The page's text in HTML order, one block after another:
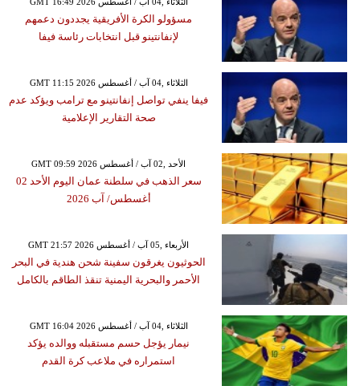
مسؤولو الكرة الأفريقية يجددون دعمهم
لإنفانتينو قبل انتخابات رئاسة فيفا
GMT 11:15 2026 الثلاثاء ,04 آب / أغسطس
فيفا ينفي تواصل إنفانتينو مع ترامب ويؤكد عدم
صحة التقارير الإعلامية
GMT 09:59 2026 الأحد ,02 آب / أغسطس
سعر الذهب في سلطنة عمان اليوم الأحد 02
أغسطس/ آب 2026
GMT 21:57 2026 الأربعاء ,05 آب / أغسطس
الحوثيون يغرقون سفينة شحن هندية في البحر
الأحمر والبحرية اليمنية تنقذ الطاقم بالكامل
GMT 16:04 2026 الثلاثاء ,04 آب / أغسطس
نيمار يؤجل حسم مستقبله ووالده يؤكد
استمراره في ملاعب كرة القدم